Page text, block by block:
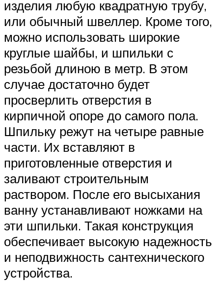
изделия любую квадратную трубу,
или обычный швеллер. Кроме того,
можно использовать широкие
круглые шайбы, и шпильки с
резьбой длиною в метр. В этом
случае достаточно будет
просверлить отверстия в
кирпичной опоре до самого пола.
Шпильку режут на четыре равные
части. Их вставляют в
приготовленные отверстия и
заливают строительным
раствором. После его высыхания
ванну устанавливают ножками на
эти шпильки. Такая конструкция
обеспечивает высокую надежность
и неподвижность сантехнического
устройства.